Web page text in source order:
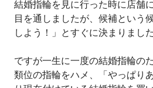
結婚指輪を見に行った時に店舗
目を通しましたが、候補という
しよう！」とすぐに決まりました
ですが一生に一度の結婚指輪の
類位の指輪をハメ、「やっぱり